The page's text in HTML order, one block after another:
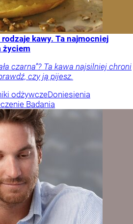
kawy. Ta najmocniej
życiem
czarna”? Ta kawa najsilniej chroni
czy ją pijesz.
odżywczeDoniesienia
Badania